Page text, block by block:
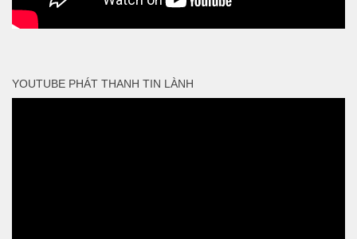
YOUTUBE PHÁT THANH TIN LÀNH